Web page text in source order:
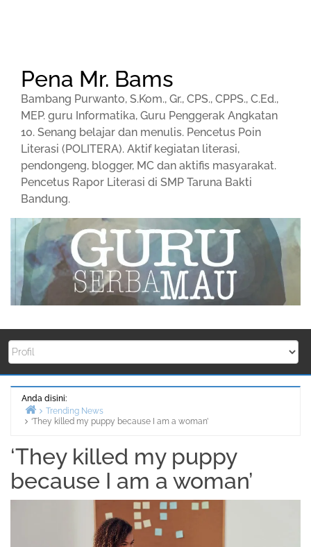
Pena Mr. Bams
Bambang Purwanto, S.Kom., Gr., CPS., CPPS., C.Ed.,
MEP. guru Informatika, Guru Penggerak Angkatan
10. Senang belajar dan menulis. Pencetus Poin
Literasi (POLITERA). Aktif kegiatan literasi,
pendongeng, blogger, MC dan aktifis masyarakat.
Pencetus Rapor Literasi di SMP Taruna Bakti
Bandung.
Anda disini:
Beranda
Trending News
‘They killed my puppy because I am a woman’
‘They killed my puppy
because I am a woman’